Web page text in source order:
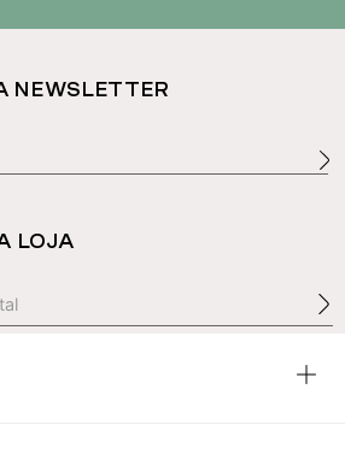
NEWSLETTER
LOJA